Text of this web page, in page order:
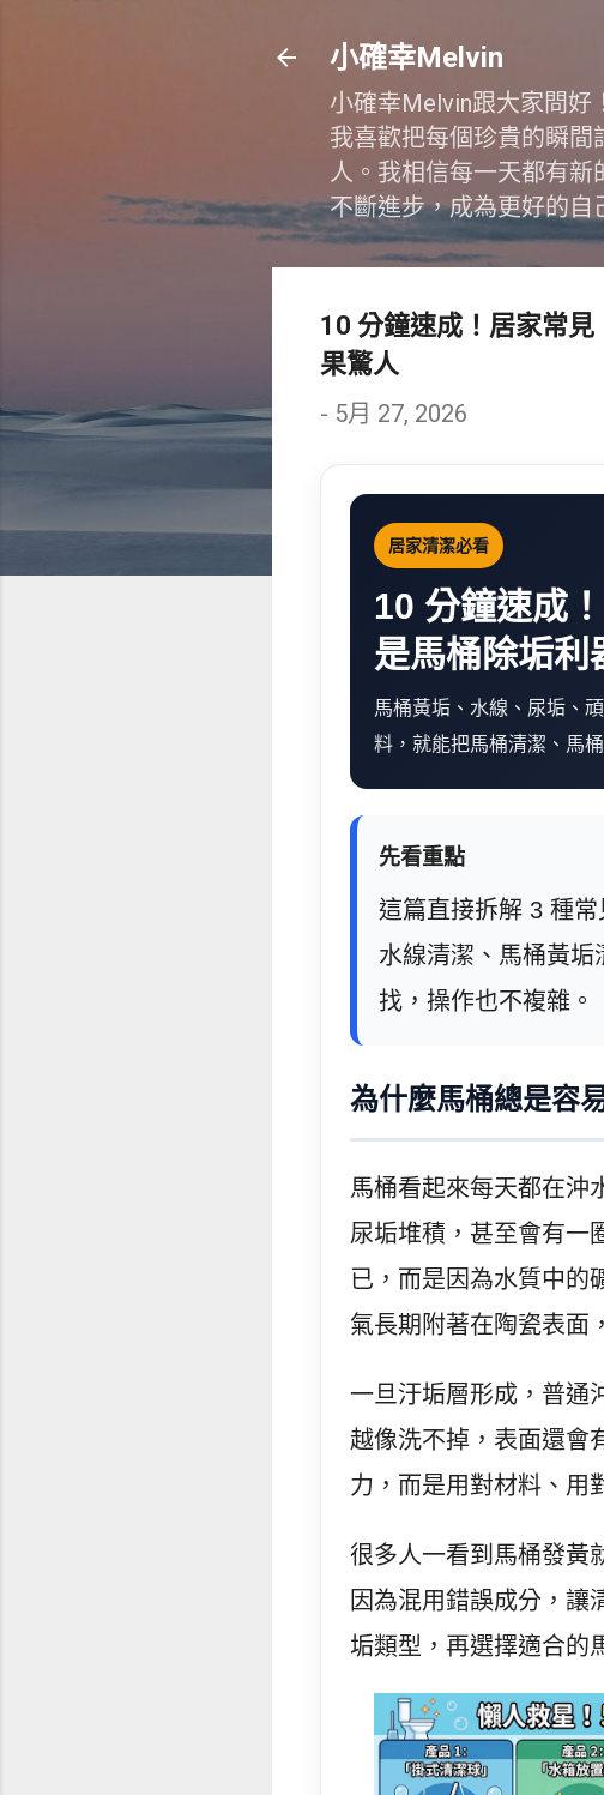
小確幸Melvin
小確幸Melvin跟大家問好
我喜歡把每個珍貴的瞬
人。我相信每一天都有
不斷進步，成為更好的自
10 分鐘速成！居家常
果驚人
- 5月 27, 2026
居家清潔必看
10 分鐘速成
是馬桶除垢利
馬桶黃垢、水線、尿垢、
料，就能把馬桶清潔、馬
先看重點
這篇直接拆解 3 種
水線清潔、馬桶黃
找，操作也不複雜。
為什麼馬桶總是容
馬桶看起來每天都在沖
尿垢堆積，甚至會有一
已，而是因為水質中的
氣長期附著在陶瓷表面
一旦汙垢層形成，普通
越像洗不掉，表面還會
力，而是用對材料、用
很多人一看到馬桶發黃
因為混用錯誤成分，讓
垢類型，再選擇適合的